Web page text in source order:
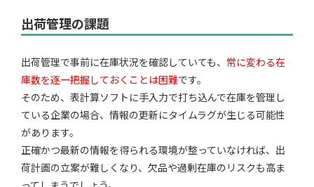
出荷管理の課題
出荷管理で事前に在庫状況を確認していても、 常に変わる在
庫数を逐一把握しておくことは困難です。
そのため、表計算ソフトに手入力で打ち込んで在庫を管理し
ている企業の場合、情報の更新にタイムラグが生じる可能性
があります。
正確かつ最新の情報を得られる環境が整っていなければ、出
荷計画の立案が難しくなり、欠品や過剰在庫のリスクも高ま